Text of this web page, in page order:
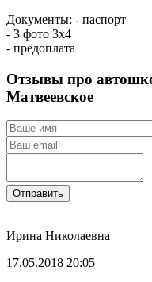
Документы: - паспорт
- 3 фото 3х4
- предоплата
Отзывы про
Матвеевское
Отправить
Ирина Николаевна
17.05.2018 20:05